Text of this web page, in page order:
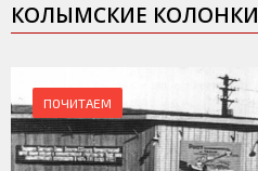
КОЛЫМСКИЕ КОЛОНКИ
ПОЧИТАЕМ